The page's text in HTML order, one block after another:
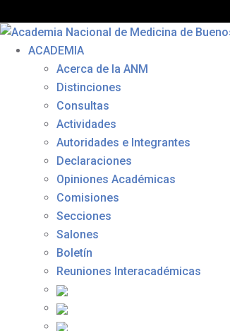
ACADEMIA
Acerca de la ANM
Distinciones
Consultas
Actividades
Autoridades e Integrantes
Declaraciones
Opiniones Académicas
Comisiones
Secciones
Salones
Boletín
Reuniones Interacadémicas